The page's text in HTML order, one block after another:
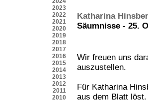
2023
2022
2021
2020
2019
2018
2017
2016
2015
2014
2013
2012
2011
2010
Katharina
Säumnisse - 25.
Wir freuen uns
auszustellen.
Für Katharina
aus dem Blatt